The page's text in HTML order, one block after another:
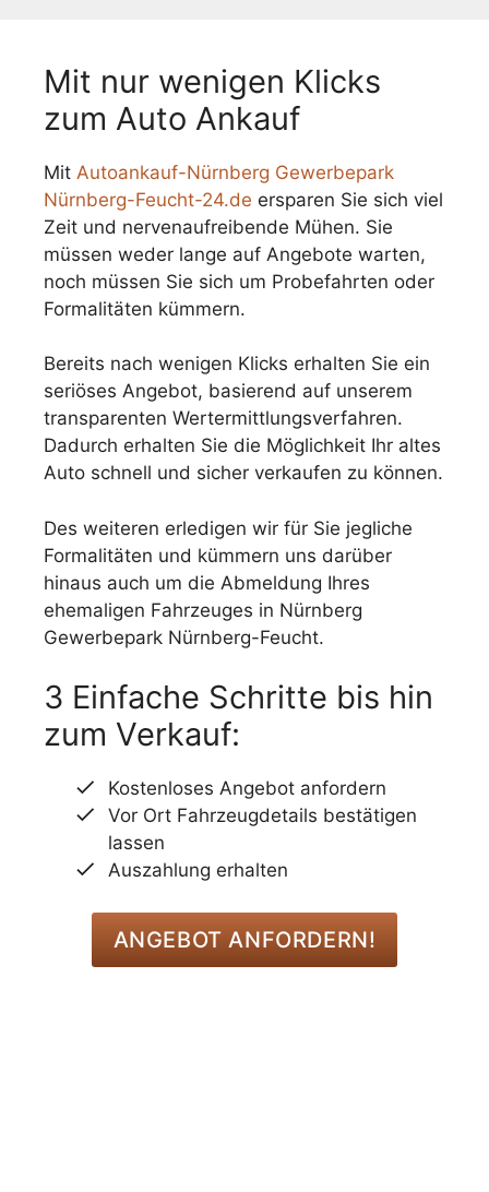
Mit nur wenigen Klicks
zum Auto Ankauf
Mit Autoankauf-Nürnberg Gewerbepark
Nürnberg-Feucht-24.de ersparen Sie sich viel
Zeit und nervenaufreibende Mühen. Sie
müssen weder lange auf Angebote warten,
noch müssen Sie sich um Probefahrten oder
Formalitäten kümmern.
Bereits nach wenigen Klicks erhalten Sie ein
seriöses Angebot, basierend auf unserem
transparenten Wertermittlungsverfahren.
Dadurch erhalten Sie die Möglichkeit Ihr altes
Auto schnell und sicher verkaufen zu können.
Des weiteren erledigen wir für Sie jegliche
Formalitäten und kümmern uns darüber
hinaus auch um die Abmeldung Ihres
ehemaligen Fahrzeuges in Nürnberg
Gewerbepark Nürnberg-Feucht.
3 Einfache Schritte bis hin
zum Verkauf:
Kostenloses Angebot anfordern
Vor Ort Fahrzeugdetails bestätigen
lassen
Auszahlung erhalten
ANGEBOT ANFORDERN!